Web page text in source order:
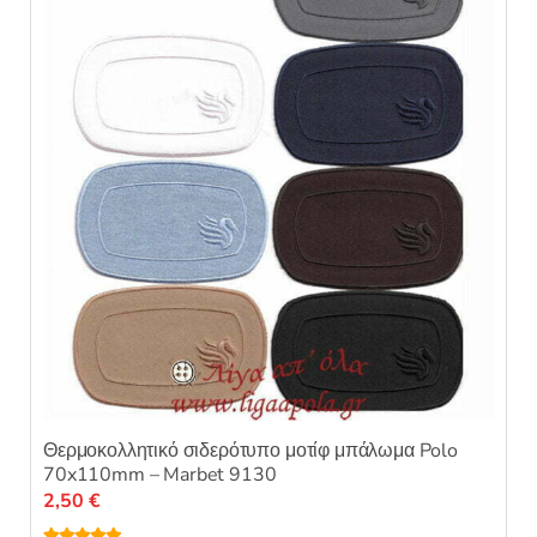
μπορούν
επιλεγούν
στη
σελίδα
του
προϊόντος
Θερμοκολλητικό σιδερότυπο μοτίφ μπάλωμα Polo
70x110mm – Marbet 9130
2,50 €